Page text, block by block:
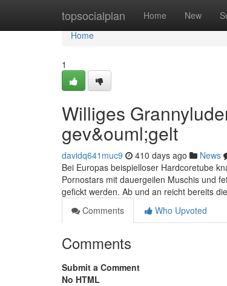
topsocialplan Home New
Home
Home
1
Williges
gev&ouml;gelt
davidq641muc9 410 days ago News
Bei Europas beispielloser Hardcoretube
Pornostars mit dauergeilen Muschis und
gefickt werden. Ab und an reicht bereits
Comments
Who Upvoted
Comments
Submit a Comment
No HTML